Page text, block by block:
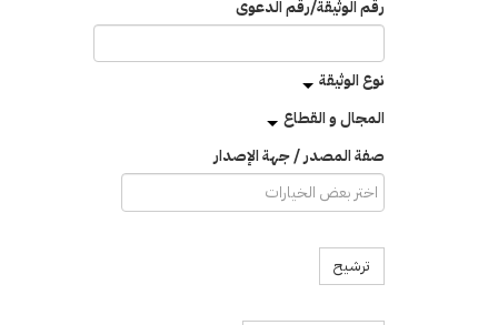
رقم الوثيقة/رقم الدعوى
نوع الوثيقة
المجال و القطاع
صفة المصدر / جهة الإصدار
ترشيح